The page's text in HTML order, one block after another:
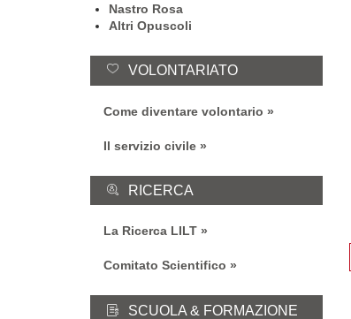
Nastro Rosa
Altri Opuscoli
VOLONTARIATO
Come diventare volontario
Il servizio civile
RICERCA
La Ricerca LILT
Comitato Scientifico
SCUOLA & FORMAZIONE